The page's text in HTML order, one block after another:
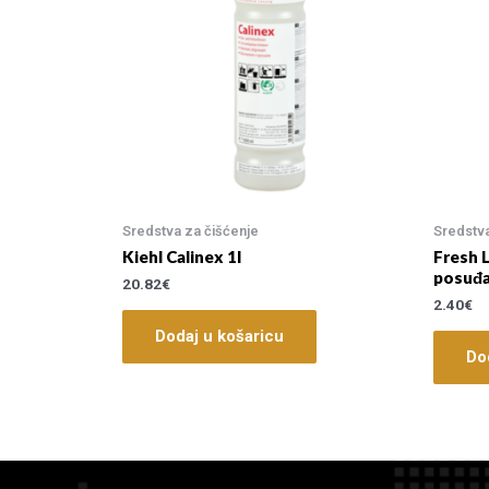
Sredstva za čišćenje
Kiehl Calinex 1l
20.82€
Dodaj u košaricu
Fresh
2.40€